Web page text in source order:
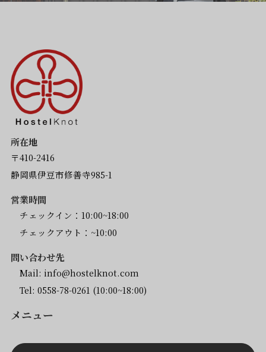
所在地
〒410-2416
静岡県伊豆市修善寺985-1
営業時間
チェックイン：10:00~18:00
チェックアウト：~10:00
問い合わせ先
Mail: info@hostelknot.com
Tel: 0558-78-0261 (10:00~18:00)
メニュー